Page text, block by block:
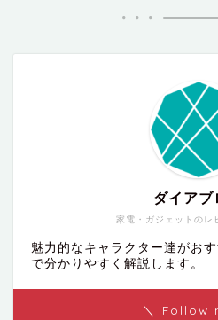
家電・ガジェットのレ
ダイアブ
魅力的なキャラクター達がお
で分かりやすく解説します。
＼ Follow